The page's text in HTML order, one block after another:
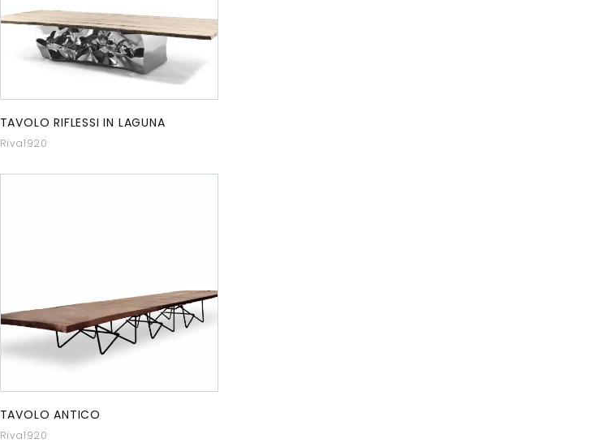
TAVOLO RIFLESSI IN LAGUNA
Riva1920
TAVOLO ANTICO
Riva1920